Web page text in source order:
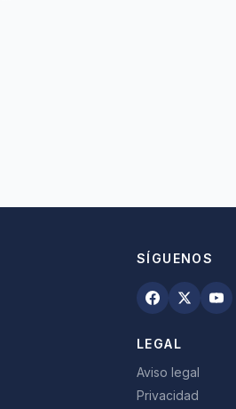
SÍGUENOS
LEGAL
Aviso legal
Privacidad